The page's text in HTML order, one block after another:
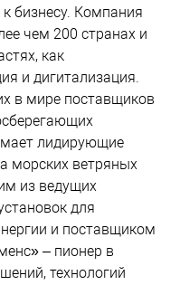
бизнесу. Компания
чем 200 странах и
как
и дигитализация.
в мире поставщиков
лидирующие
морских ветряных
из ведущих
для
и поставщиком
– пионер в
технологий